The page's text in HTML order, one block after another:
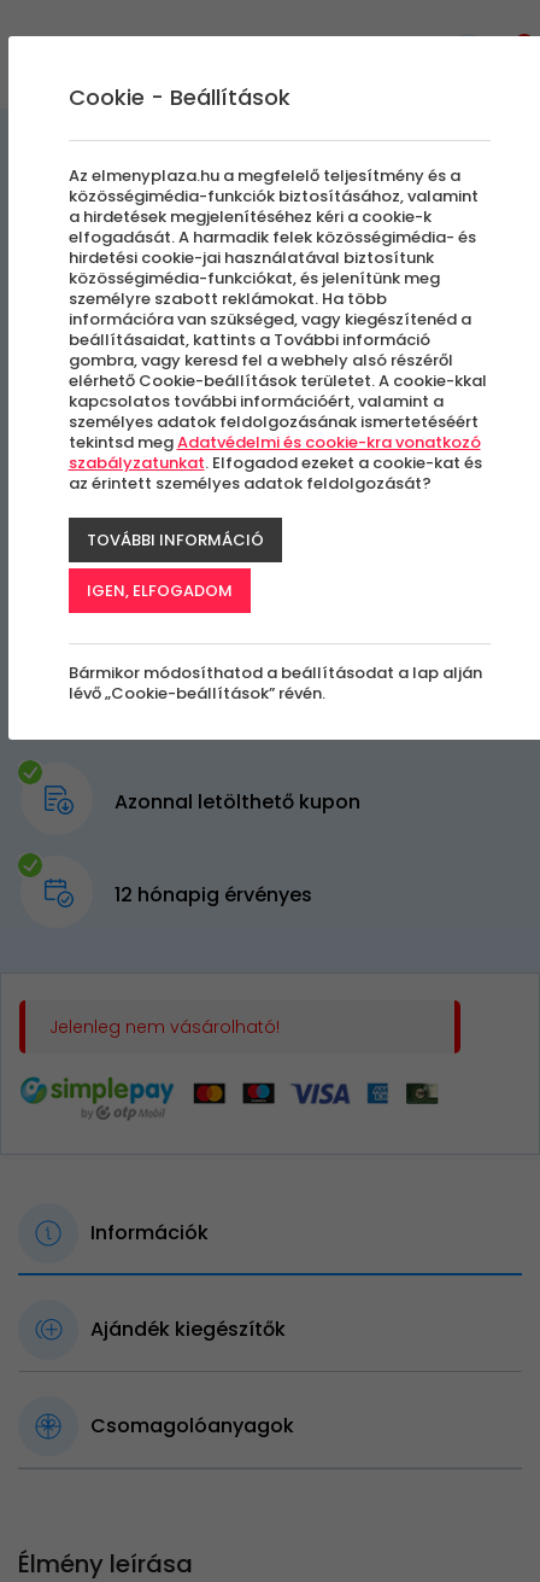
Quad Túra Pároknak a
festői Mórahalmon
Mórahalom
Azonnal letölthető kupon
12 hónapig érvényes
Jelenleg nem vásárolható!
Információk
Ajándék kiegészítők
Csomagolóanyagok
Élmény leírása
Cookie - Beállítások
Az elmenyplaza.hu a megfelelő teljesítmény és a
közösségimédia-funkciók biztosításához, valamint
a hirdetések megjelenítéséhez kéri a cookie-k
elfogadását. A harmadik felek közösségimédia- és
hirdetési cookie-jai használatával biztosítunk
közösségimédia-funkciókat, és jelenítünk meg
személyre szabott reklámokat. Ha több
információra van szükséged, vagy kiegészítenéd a
beállításaidat, kattints a További információ
gombra, vagy keresd fel a webhely alsó részéről
elérhető Cookie-beállítások területet. A cookie-kkal
kapcsolatos további információért, valamint a
személyes adatok feldolgozásának ismertetéséért
tekintsd megAdatvédelmi és cookie-kra vonatkozó
szabályzatunkat. Elfogadod ezeket a cookie-kat és
az érintett személyes adatok feldolgozását?
TOVÁBBI INFORMÁCIÓ
IGEN, ELFOGADOM
Bármikor módosíthatod a beállításodat a lap alján
lévő „Cookie-beállítások” révén.